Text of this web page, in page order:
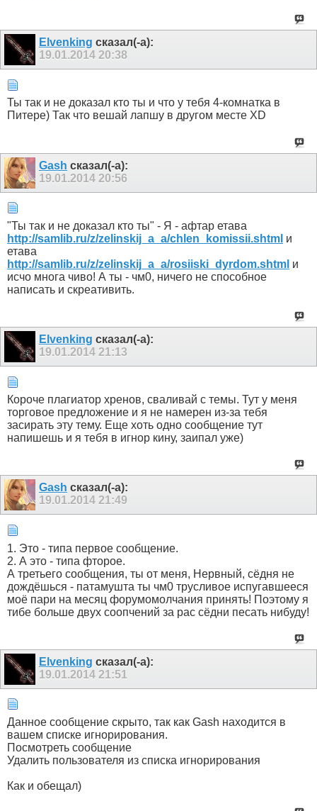
Elvenking сказал(-а):
19.01.2014 20:38
Ты так и не доказал кто ты и что у тебя 4-комнатка в
Питере) Так что вешай лапшу в другом месте XD
Gash сказал(-а):
19.01.2014 20:56
"Ты так и не доказал кто ты" - Я - афтар етава
http://samlib.ru/z/zelinskij_a_a/chlen_komissii.shtml и
етава
http://samlib.ru/z/zelinskij_a_a/rosiiski_dyrdom.shtml и
исчо многа чиво! А ты - чм0, ничего не способное
написать и скреативить.
Elvenking сказал(-а):
19.01.2014 21:13
Короче плагиатор хренов, сваливай с темы. Тут у меня
торговое предложение и я не намерен из-за тебя
засирать эту тему. Еще хоть одно сообщение тут
напишешь и я тебя в игнор кину, заипал уже)
Gash сказал(-а):
19.01.2014 21:49
1. Это - типа первое сообщение.
2. А это - типа фторое.
А третьего сообщения, ты от меня, Нервный, сёдня не
дождёшься - патамушта ты чм0 трусливое испугавшееся
моё пари на месяц форумомолчания принять! Поэтому я
тибе больше двух соопчений за рас сёдни песать нибуду!
Elvenking сказал(-а):
19.01.2014 21:51
Данное сообщение скрыто, так как Gash находится в
вашем списке игнорирования.
Посмотреть сообщение
Удалить пользователя из списка игнорирования
Как и обещал)